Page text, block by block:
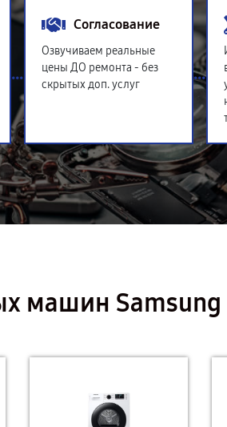
Согласование
Озвучиваем реальные
цены ДО ремонта - без
скрытых доп. услуг
машин Samsung